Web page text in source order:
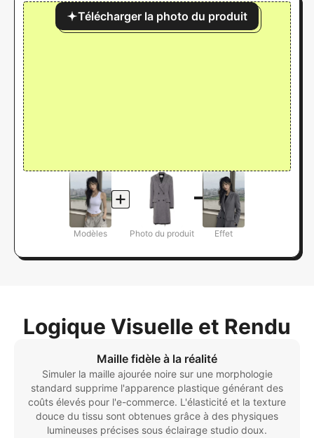
Télécharger la photo du produit
Modèles Photo du produit Effet
Logique Visuelle et Rendu
Maille fidèle à la réalité
Simuler la maille ajourée noire sur une morphologie
standard supprime l'apparence plastique générant des
coûts élevés pour l'e-commerce. L'élasticité et la texture
douce du tissu sont obtenues grâce à des physiques
lumineuses précises sous éclairage studio doux.